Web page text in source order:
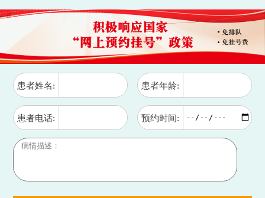
患者姓名: 患者年龄:
患者电话: 预约时间: